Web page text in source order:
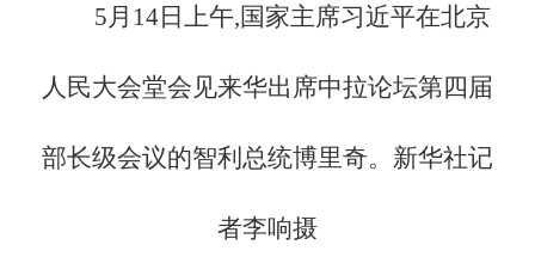
5月14日上午,国家主席习近平在北京
人民大会堂会见来华出席中拉论坛第四届
部长级会议的智利总统博里奇。新华社记
者李响摄